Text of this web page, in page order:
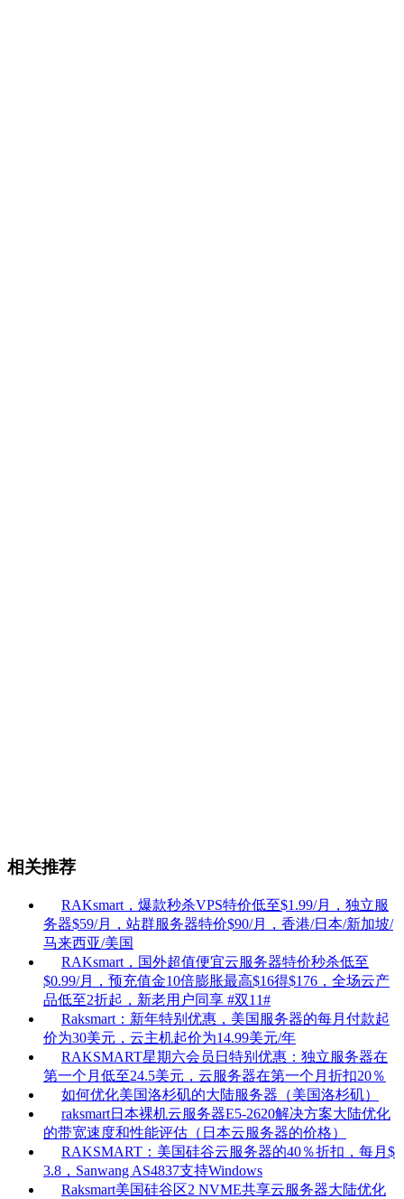
相关推荐
RAKsmart，爆款秒杀VPS特价低至$1.99/月，独立服
务器$59/月，站群服务器特价$90/月，香港/日本/新加坡/
马来西亚/美国
RAKsmart，国外超值便宜云服务器特价秒杀低至
$0.99/月，预充值金10倍膨胀最高$16得$176，全场云产
品低至2折起，新老用户同享 #双11#
Raksmart：新年特别优惠，美国服务器的每月付款起
价为30美元，云主机起价为14.99美元/年
RAKSMART星期六会员日特别优惠：独立服务器在
第一个月低至24.5美元，云服务器在第一个月折扣20％
如何优化美国洛杉矶的大陆服务器（美国洛杉矶）
raksmart日本裸机云服务器E5-2620解决方案大陆优化
的带宽速度和性能评估（日本云服务器的价格）
RAKSMART：美国硅谷云服务器的40％折扣，每月$
3.8，Sanwang AS4837支持Windows
Raksmart美国硅谷区2 NVME共享云服务器大陆优化